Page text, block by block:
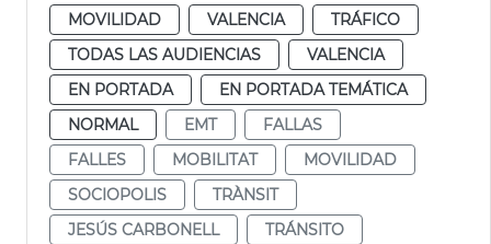
MOVILIDAD VALENCIA
TRÁFICO
TODAS LAS AUDIENCIAS
VALENCIA
EN PORTADA
EN PORTADA TEMÁTICA
NORMAL
EMT
FALLAS
FALLES
MOBILITAT
MOVILIDAD
SOCIOPOLIS
TRÀNSIT
JESÚS CARBONELL
TRÁNSITO